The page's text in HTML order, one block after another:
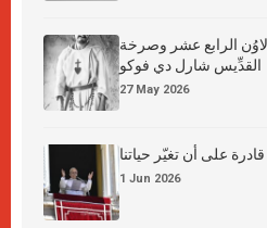
لاوُن الرابع عشر وصرخة
القدِّيس شارل دي فوكو
27 May 2026
قادرة على أن تغيّر حياتنا
1 Jun 2026